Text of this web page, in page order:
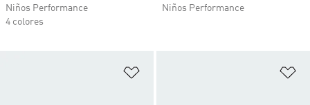
Niños Performance
4 colores
Niños Performance